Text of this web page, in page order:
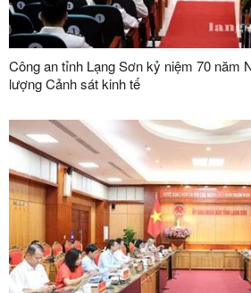
Công an tỉnh Lạng Sơn kỷ niệm 70 năm
lượng Cảnh sát kinh tế